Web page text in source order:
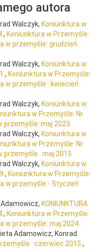
autora
Walczyk, Koniunktura w
, Koniunktura w Przemyśle:
w przemyśle: grudzień
Walczyk, Koniunktura w
, Koniunktura w Przemyśle:
w przemyśle : kwiecień
Walczyk, Koniunktura w
w Przemyśle: Nr
przemyśle: maj 2023
Walczyk, Koniunktura w
w Przemyśle: Nr
przemyśle : maj 2015
Walczyk, Koniunktura w
, Koniunktura w Przemyśle:
w przemyśle - Styczeń
KONIUNKTURA
, Koniunktura w Przemyśle:
w przemyśle: maj 2024
Adamowicz, Konrad
: czerwiec 2015 ,